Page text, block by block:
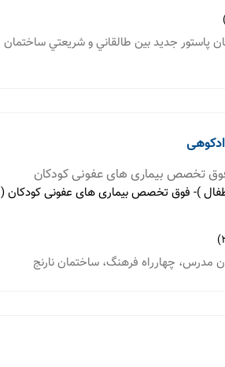
خيابان پاستور جديد بين طالقاني و شريعتي ساختمان
تخصص بیماری های عفونی کودکان
)- فوق تخصص بیماری های عفونی کودکان (